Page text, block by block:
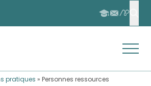
Passer au pied de pageINSCRIPTIONS
CONTACT
pratiques » Personnes ressources